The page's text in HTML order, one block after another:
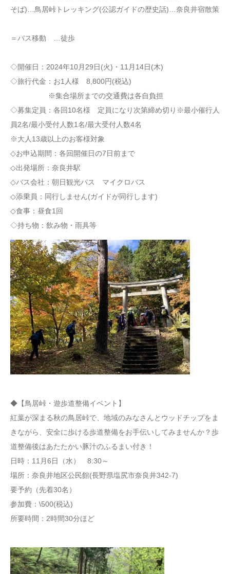
そば)…鳥居峠トレッキング(公認ガイドの歴史話)…奈良井宿散策
＝バス移動 …徒歩
◇開催日：2024年10月29日(火)・11月14日(木)
◇旅行代金：お1人様 8,800円(税込)
※集合場所までの交通費は各自負担
◇募集定員：各回10名様 定員になり次第締め切り※最小催行人
員2名/最小受付人数1名/最大受付人数4名
※大人13歳以上のお客様対象
◇お申込期間：各回開催日の7日前まで
◇出発場所：奈良井駅
◇バス会社：朝日観光バス マイクロバス
◇添乗員：同行しません(ガイドが同行します)
◇食事：昼食1回
◇持ち物：飲み物・雨具等
◆【鳥居峠・遊歩道整備イベント】
紅葉が深まる秋の鳥居峠で、地域のみなさんとウッドチップをま
きながら、安全に歩ける歩道整備をお手伝いしてみませんか？歩
道整備後はあたたかい豚汁のふるまい付き！
日時：11月6日（水） 8:30～
場所：奈良井地区公民館(長野県塩尻市奈良井342-7)
要予約（先着30名）
参加費：\500(税込)
所要時間：2時間30分ほど